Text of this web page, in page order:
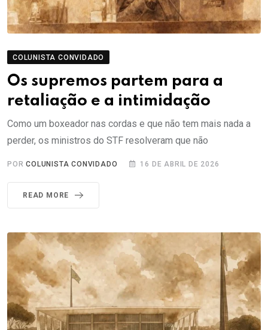
COLUNISTA CONVIDADO
Os supremos partem para a
retaliação e a intimidação
Como um boxeador nas cordas e que não tem mais nada a
perder, os ministros do STF resolveram que não
PORCOLUNISTA CONVIDADO 16 DE ABRIL DE 2026
READ MORE